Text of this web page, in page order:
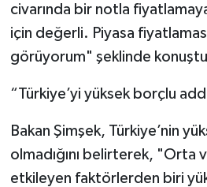
civarında bir notla
için değerli. Piyasa
görüyorum" şeklinde
“Türkiye’yi yüksek borçlu
Bakan Şimşek, Türkiye’nin
olmadığını belirterek, "Orta
etkileyen faktörlerden biri